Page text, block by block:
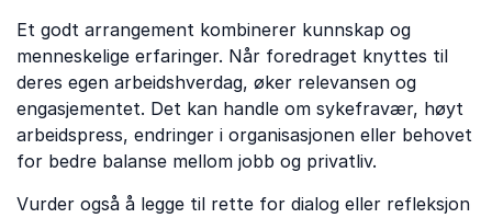
Et godt arrangement kombinerer kunnskap og
menneskelige erfaringer. Når foredraget knyttes til
deres egen arbeidshverdag, øker relevansen og
engasjementet. Det kan handle om sykefravær, høyt
arbeidspress, endringer i organisasjonen eller behovet
for bedre balanse mellom jobb og privatliv.
Vurder også å legge til rette for dialog eller refleksjon